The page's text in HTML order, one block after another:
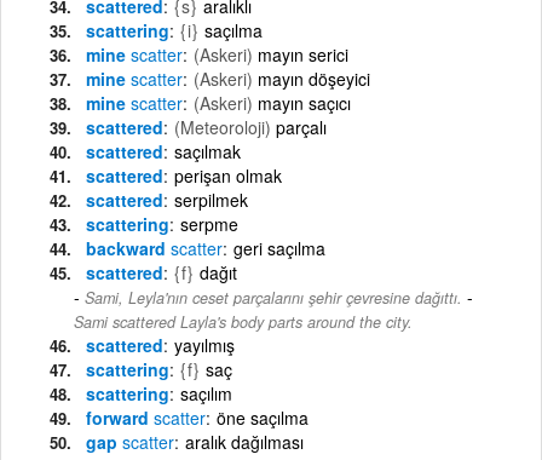
scattered {s} aralıklı
scattering {i} saçılma
mine scatter (Askeri) mayın serici
mine scatter (Askeri) mayın döşeyici
mine scatter (Askeri) mayın saçıcı
scattered (Meteoroloji) parçalı
scattered saçılmak
scattered perişan olmak
scattered serpilmek
scattering serpme
backward scatter geri saçılma
scattered {f} dağıt
Sami, Leyla'nın ceset parçalarını şehir çevresine dağıttı. -
Sami scattered Layla's body parts around the city.
scattered yayılmış
scattering {f} saç
scattering saçılım
forward scatter öne saçılma
gap scatter aralık dağılması